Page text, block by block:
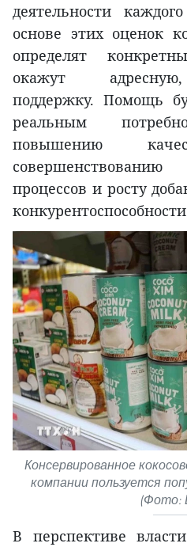
деятельности
основе этих оценок
определят
окажут
поддержку. Помощь
реальным
повышению
совершенствованию
процессов и росту
Консервированное
компании пользуется
(Фото:
В перспективе